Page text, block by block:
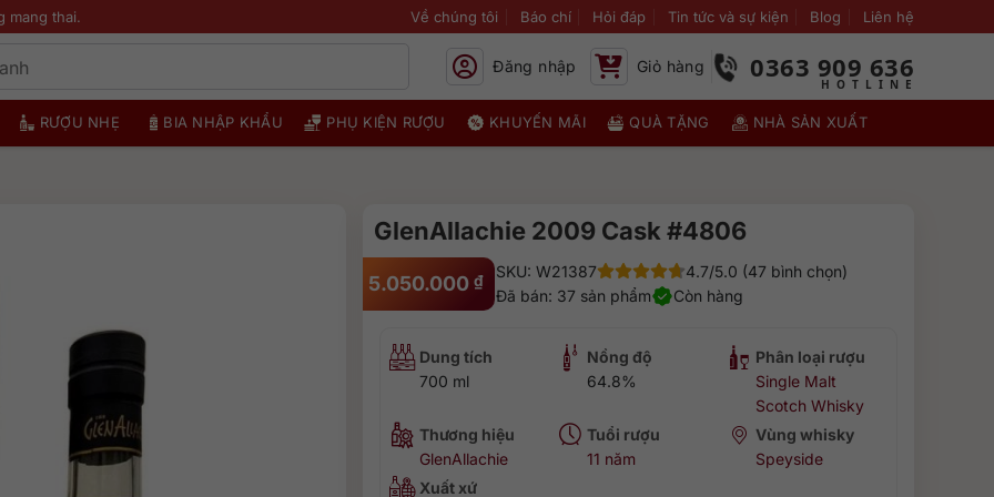
mang thai. Về chúng tôi Báo chí Hỏi đáp Tin tức và sự kiện Blog Liên hệ
Đăng nhập Giỏ hàng 0363 909 636
RƯỢU NHẸ BIA NHẬP KHẨU PHỤ KIỆN RƯỢU KHUYẾN MÃI QUÀ TẶNG NHÀ SẢN XUẤT
GlenAllachie 2009 Cask #4806
5.050.000 ₫ SKU: W21387
4.7/5.0 (47 bình chọn)
Đã bán: 37 sản phẩm
Còn hàng
Dung tích
700 ml
Nồng độ
64.8%
Phân loại rượu
Single Malt
Scotch Whisky
Thương hiệu
GlenAllachie
Tuổi rượu
11 năm
Vùng whisky
Speyside
Xuất xứ